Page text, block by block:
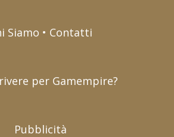
Siamo • Contatti
per Gamempire?
Pubblicità